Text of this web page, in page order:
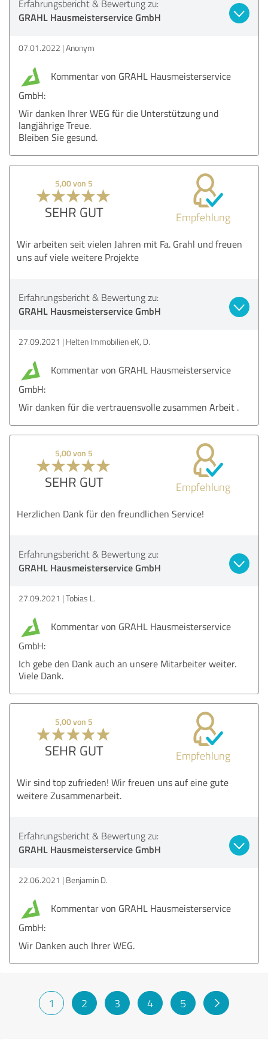
Erfahrungsbericht & Bewertung zu:
GRAHL Hausmeisterservice GmbH
07.01.2022 Anonym
Kommentar von GRAHL Hausmeisterservice
GmbH:
Wir danken Ihrer WEG für die Unterstützung und
langjährige Treue.
Bleiben Sie gesund.
5,00 von 5
SEHR GUT Empfehlung
Wir arbeiten seit vielen Jahren mit Fa. Grahl und freuen
uns auf viele weitere Projekte
Erfahrungsbericht & Bewertung zu:
GRAHL Hausmeisterservice GmbH
27.09.2021 Helten Immobilien eK, D.
Kommentar von GRAHL Hausmeisterservice
GmbH:
Wir danken für die vertrauensvolle zusammen Arbeit .
5,00 von 5
SEHR GUT Empfehlung
Herzlichen Dank für den freundlichen Service!
Erfahrungsbericht & Bewertung zu:
GRAHL Hausmeisterservice GmbH
27.09.2021 Tobias L.
Kommentar von GRAHL Hausmeisterservice
GmbH:
Ich gebe den Dank auch an unsere Mitarbeiter weiter.
Viele Dank.
5,00 von 5
SEHR GUT Empfehlung
Wir sind top zufrieden! Wir freuen uns auf eine gute
weitere Zusammenarbeit.
Erfahrungsbericht & Bewertung zu:
GRAHL Hausmeisterservice GmbH
22.06.2021 Benjamin D.
Kommentar von GRAHL Hausmeisterservice
GmbH:
Wir Danken auch Ihrer WEG.
1 2 3 4 5